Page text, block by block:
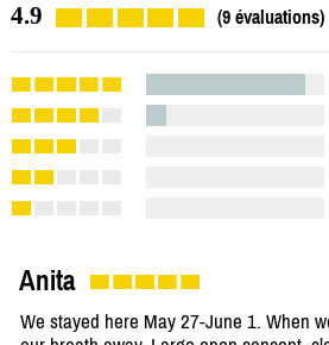
4.9 (9 évaluations)
Anita
We stayed here May 27-June 1. When